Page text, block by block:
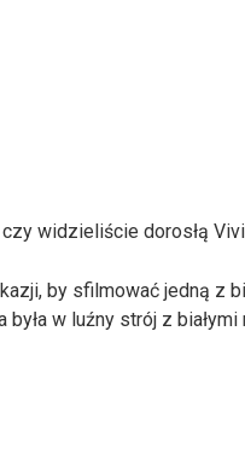
widzieliście dorosłą
by sfilmować jedną z
była w luźny strój z